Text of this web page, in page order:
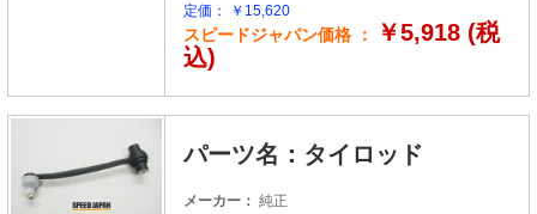
定価： ￥15,620
スピードジャパン価格 ：
￥5,918 (税
込)
パーツ名：タイロッド
メーカー： 純正